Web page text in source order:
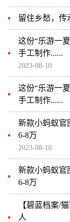
留住乡愁，传
这份“乐游一
手工制作......
2023-08-10
这份“乐游一
手工制作......
新款小蚂蚁官
6-8万
2023-08-10
新款小蚂蚁官
6-8万
【碧蓝档案/
人